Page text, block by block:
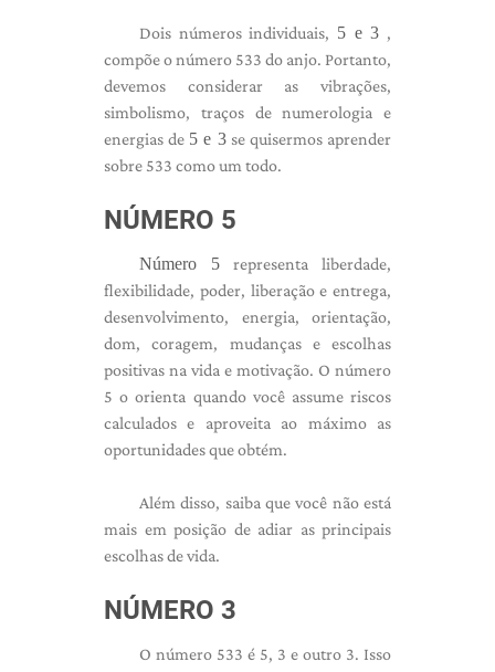
Dois números individuais, 5 e 3 ,
compõe o número 533 do anjo. Portanto,
devemos considerar as vibrações,
simbolismo, traços de numerologia e
energias de 5 e 3se quisermos aprender
sobre 533 como um todo.
NÚMERO 5
Número 5 representa liberdade,
flexibilidade, poder, liberação e entrega,
desenvolvimento, energia, orientação,
dom, coragem, mudanças e escolhas
positivas na vida e motivação. O número
5 o orienta quando você assume riscos
calculados e aproveita ao máximo as
oportunidades que obtém.
Além disso, saiba que você não está
mais em posição de adiar as principais
escolhas de vida.
NÚMERO 3
O número 533 é 5, 3 e outro 3. Isso